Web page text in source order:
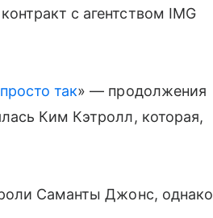
с агентством IMG
так» — продолжения
Ким Кэтролл, которая,
Саманты Джонс, однако